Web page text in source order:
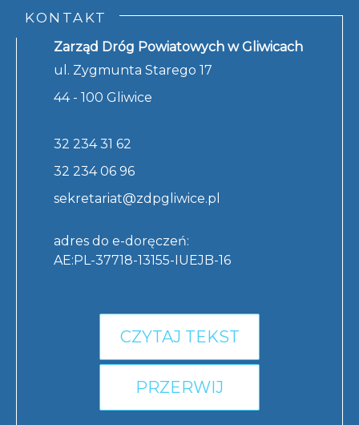
KONTAKT
Zarząd Dróg Powiatowych w Gliwicach
ul. Zygmunta Starego 17
44 - 100 Gliwice
32 234 31 62
32 234 06 96
sekretariat@zdpgliwice.pl
adres do e-doręczeń:
AE:PL-37718-13155-IUEJB-16
CZYTAJ TEKST
PRZERWIJ